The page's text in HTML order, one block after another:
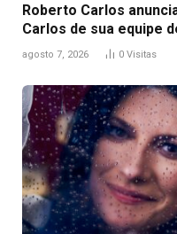
Roberto Carlos
Carlos de sua equipe
agosto 7, 2026 0 Visitas